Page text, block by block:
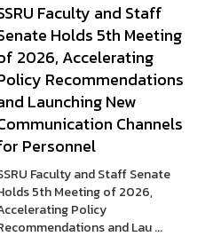
Faculty and Staff
Holds 5th Meeting
2026, Accelerating
Recommendations
Launching New
Channels
Personnel
Faculty and Staff Senate
5th Meeting of 2026,
Policy
and Lau ...